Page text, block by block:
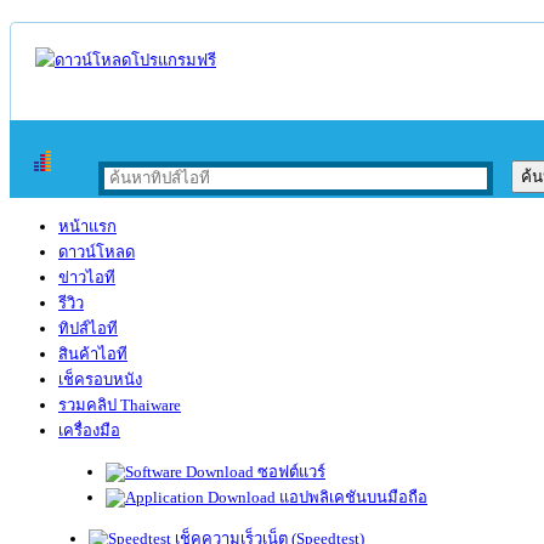
หน้าแรก
ดาวน์โหลด
ข่าวไอที
รีวิว
ทิปส์ไอที
สินค้าไอที
เช็ครอบหนัง
รวมคลิป Thaiware
เครื่องมือ
ซอฟต์แวร์
แอปพลิเคชันบนมือถือ
เช็คความเร็วเน็ต (Speedtest)